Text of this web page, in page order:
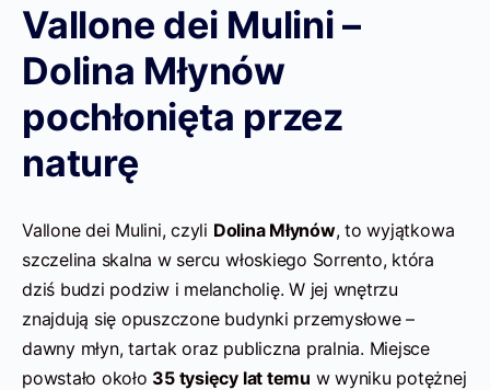
Vallone dei Mulini –
Dolina Młynów
pochłonięta przez
naturę
Vallone dei Mulini, czyli Dolina Młynów, to wyjątkowa
szczelina skalna w sercu włoskiego Sorrento, która
dziś budzi podziw i melancholię. W jej wnętrzu
znajdują się opuszczone budynki przemysłowe –
dawny młyn, tartak oraz publiczna pralnia. Miejsce
powstało około 35 tysięcy lat temu w wyniku potężnej